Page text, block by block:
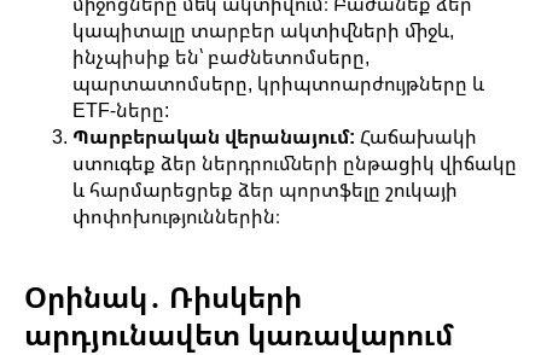
կապիտալը տարբեր ակտիվների միջև,
ինչպիսիք են՝ բաժնետոմսերը,
պարտատոմսերը, կրիպտոարժույթները և
ETF-ները:
Պարբերական վերանայում: Հաճախակի
ստուգեք ձեր ներդրումների ընթացիկ վիճակը
և հարմարեցրեք ձեր պորտֆելը շուկայի
փոփոխություններին։
Օրինակ․ Ռիսկերի
արդյունավետ կառավարում